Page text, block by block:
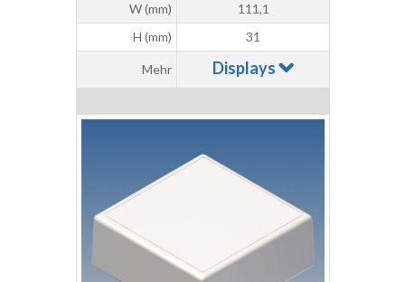
W (mm)
111,1
H (mm)
31
Mehr Displays